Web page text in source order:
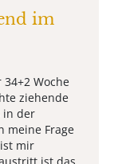
im
Woche
ziehende
in der
meine Frage
mir